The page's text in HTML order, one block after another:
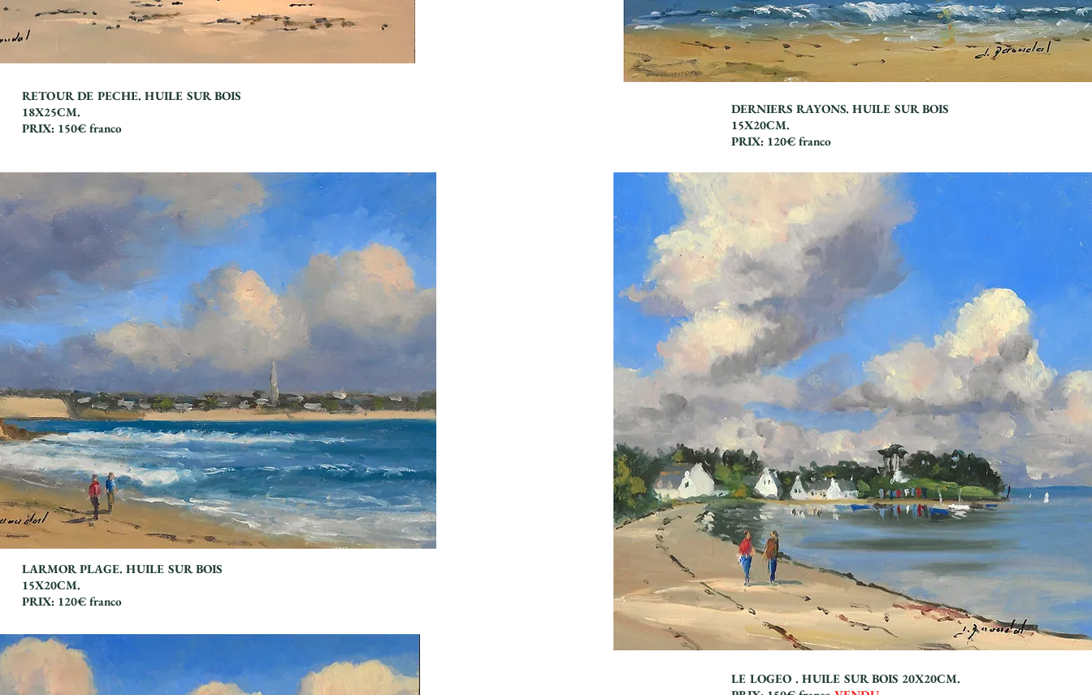
RETOUR DE PECHE. HUILE SUR BOIS
18X25CM.
PRIX: 150€ franco
DERNIERS RAYONS. HUILE SUR BOIS
15X20CM.
PRIX: 120€ franco
R
LARMOR PLAGE. HUILE SUR BOIS
15X20CM.
PRIX: 120€ franco
LE LOGEO . HUILE SUR BOIS 20X20CM.